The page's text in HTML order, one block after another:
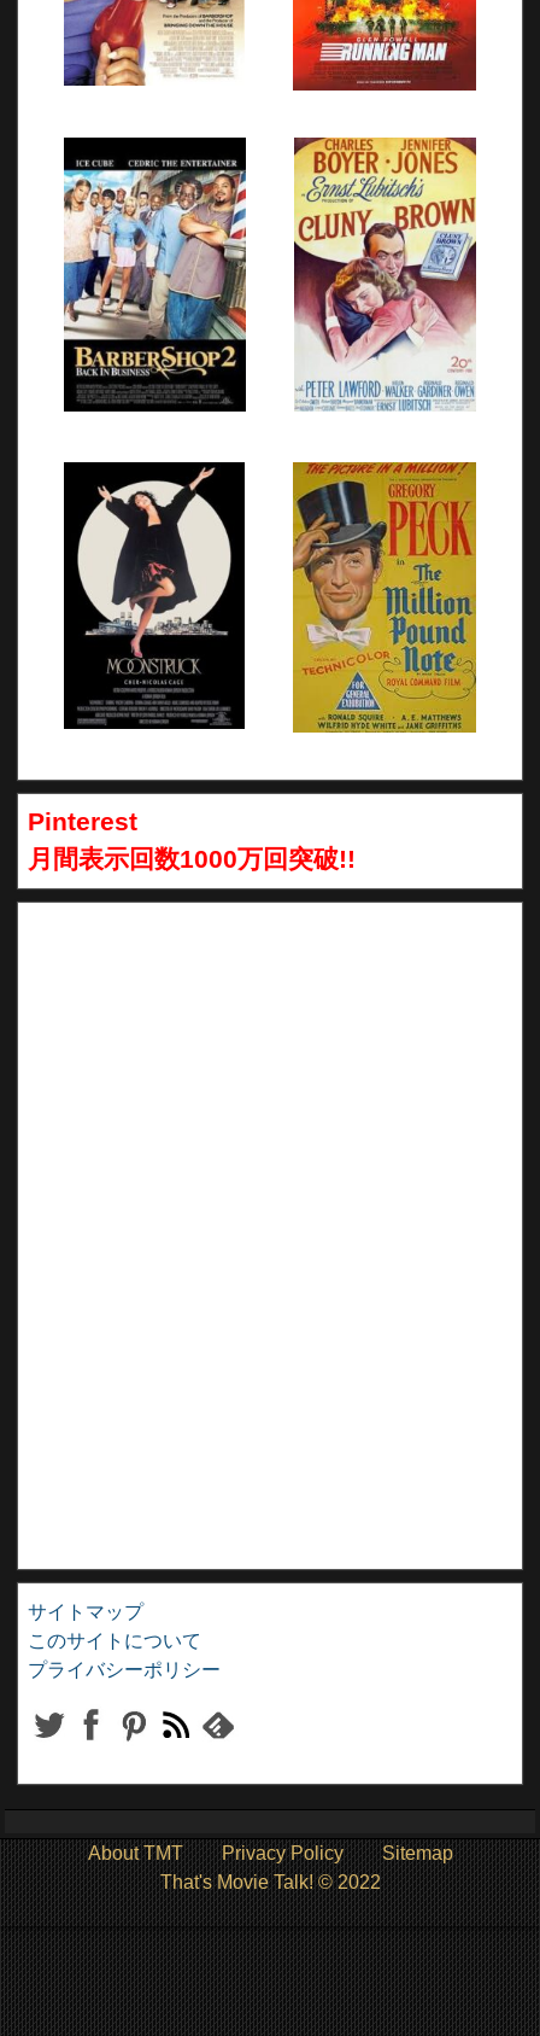
Pinterest
月間表示回数1000万回突破!!
サイトマップ
このサイトについて
プライバシーポリシー
About TMT Privacy Policy
Sitemap
That's Movie Talk! © 2022